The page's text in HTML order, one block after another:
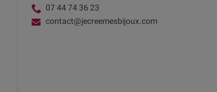
07 44 74 36 23
contact@jecreemesbijoux.com